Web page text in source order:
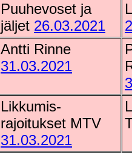
Puuhevoset ja
jäljet 26.03.2021
Antti Rinne
31.03.2021
Likkumis-
rajoitukset MTV
31.03.2021